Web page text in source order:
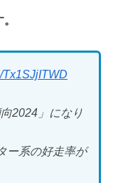
Tx1SJjITWD
2024」になり
ー系の好走率が